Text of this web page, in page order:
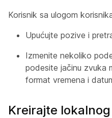
Korisnik sa ulogom
Upućujte pozive i
Izmenite nekoliko
podesite jačinu zvuka
format vremena i
Kreirajte